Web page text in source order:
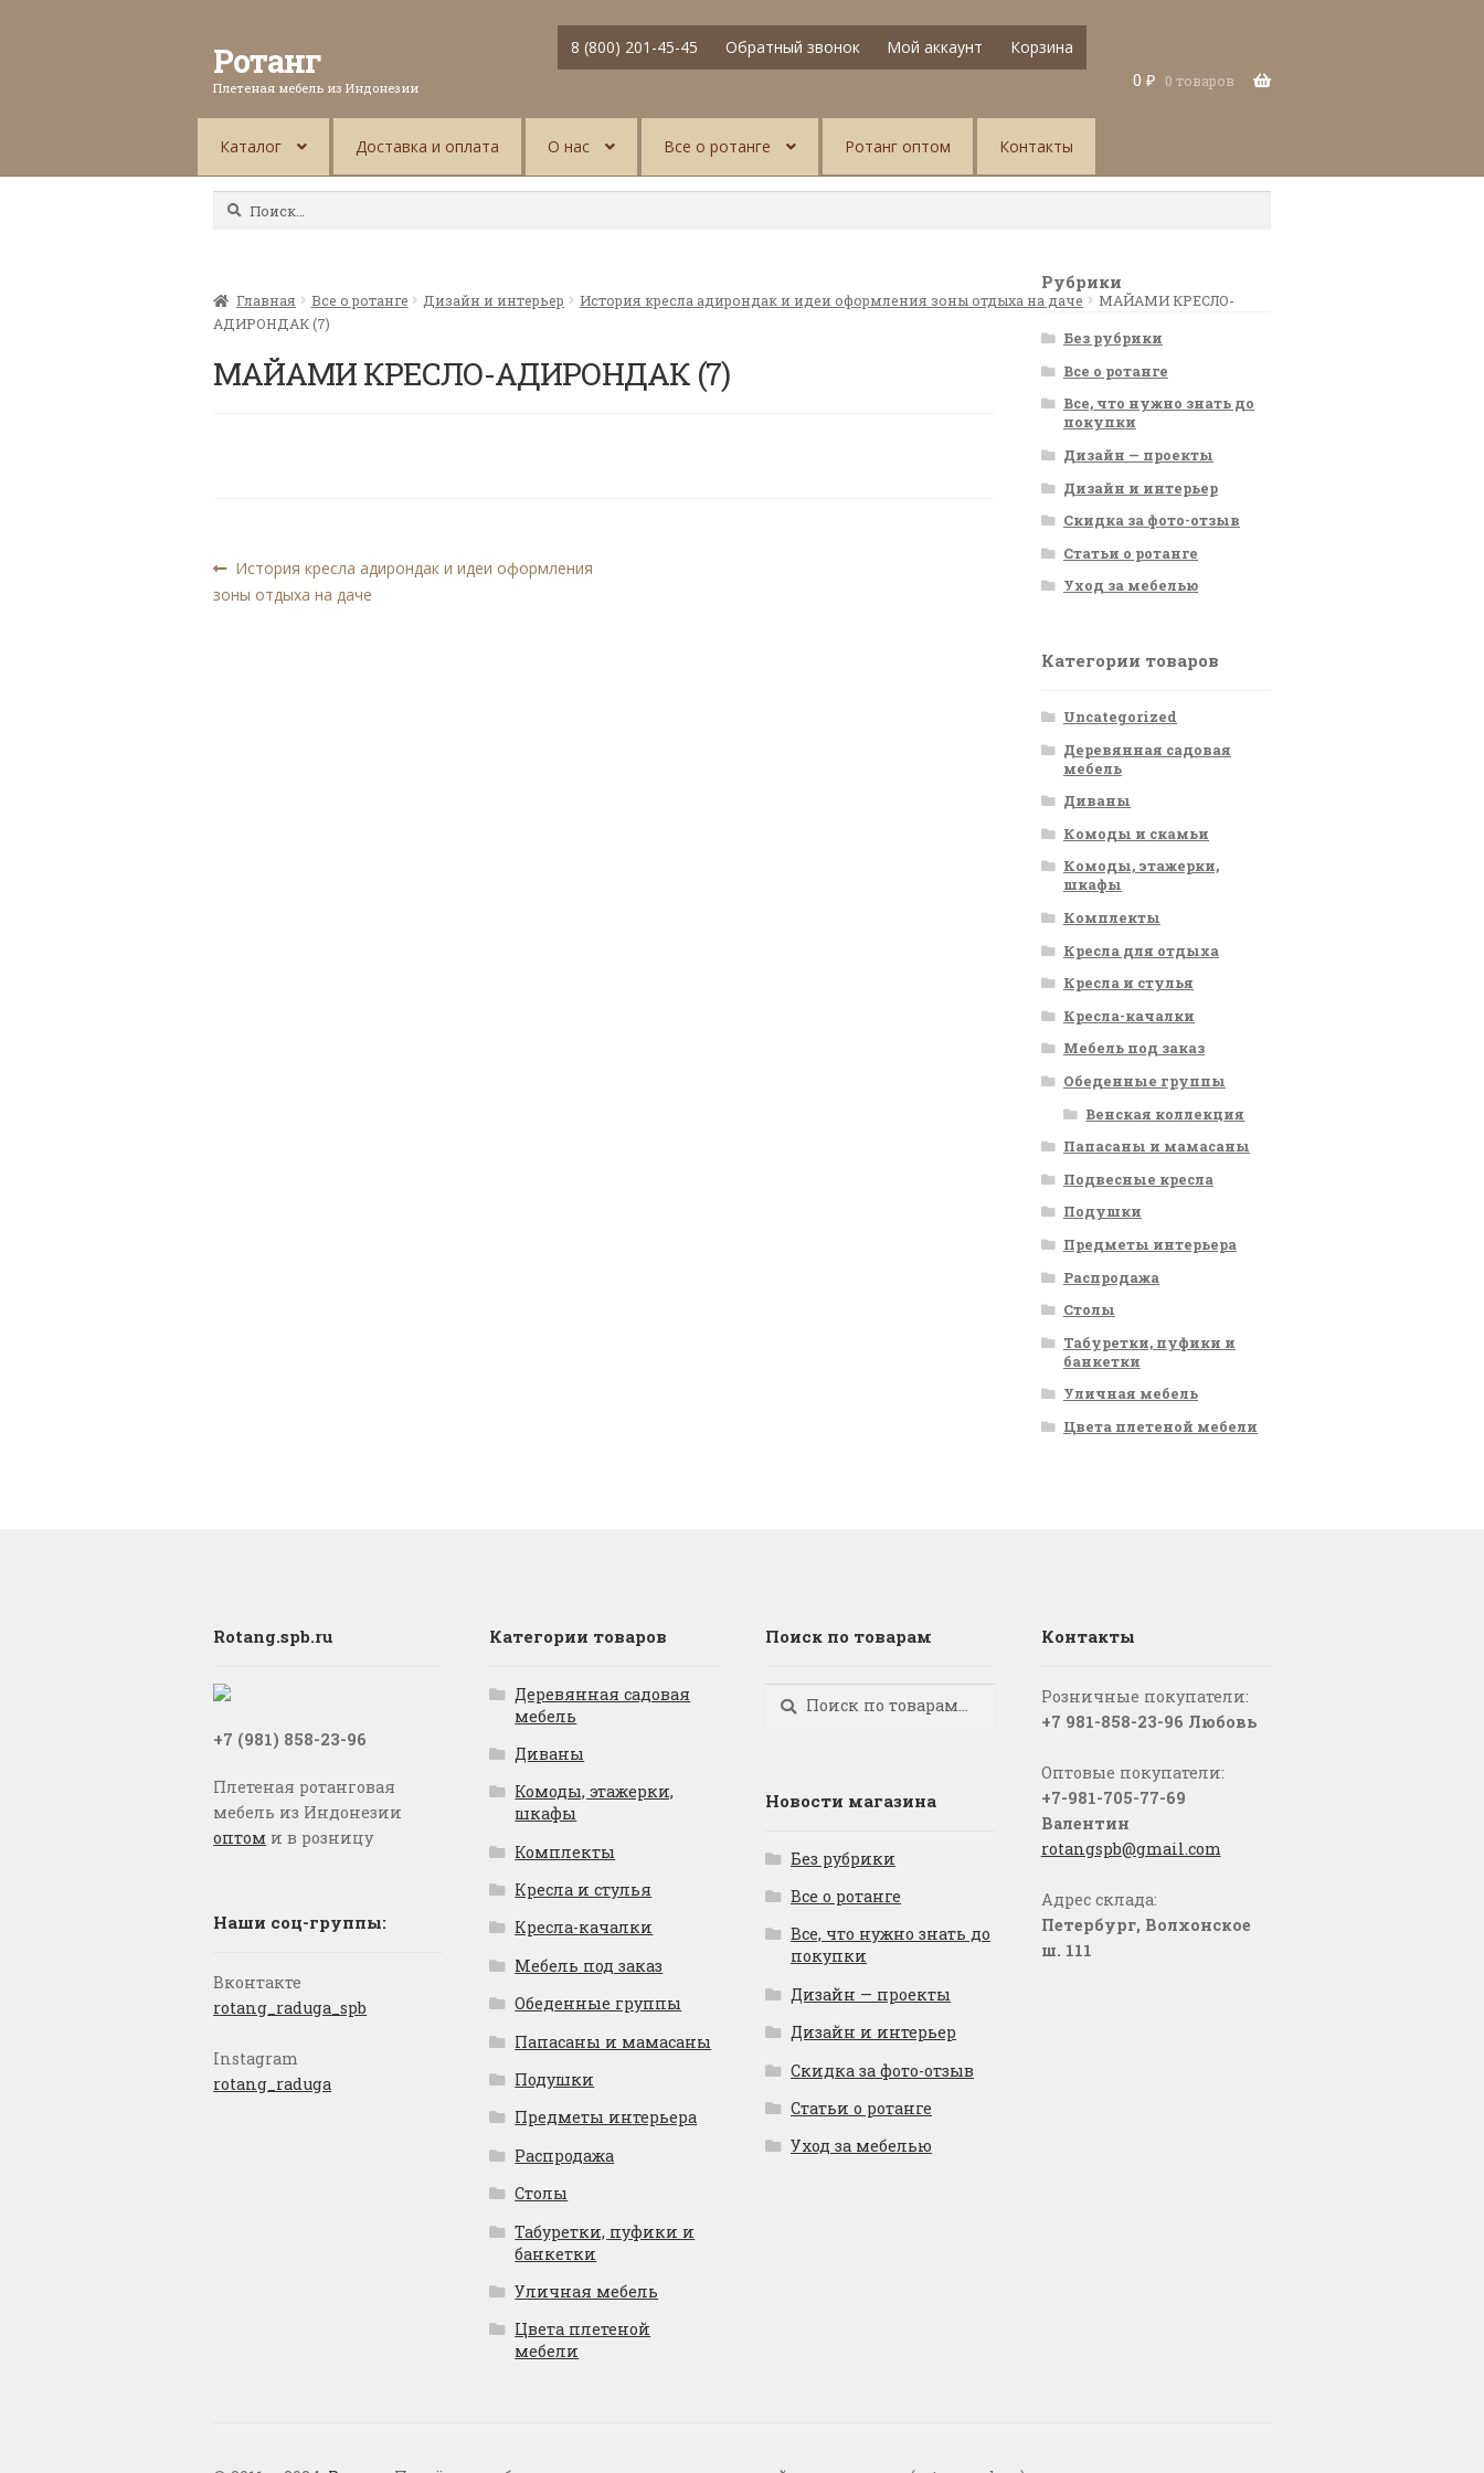
Ротанг
Плетеная мебель из Индонезии
8 (800) 201-45-45 Обратный звонок Мой аккаунт
Корзина
0 ₽ 0 товаров
Каталог Доставка и оплата О нас Все о ротанге Ротанг оптом Контакты
Найти:
Главная Все о ротанге Дизайн и интерьер История кресла адирондак и идеи оформления зоны отдыха на даче
МАЙАМИ КРЕСЛО-
АДИРОНДАК (7)
МАЙАМИ КРЕСЛО-АДИРОНДАК (7)
Навигация
по
Предыдущая
запись:
История кресла адирондак и идеи оформления
зоны отдыха на даче
Рубрики
Без рубрики
Все о ротанге
Все, что нужно знать до
покупки
Дизайн — проекты
Дизайн и интерьер
Скидка за фото-отзыв
Статьи о ротанге
Уход за мебелью
Категории товаров
Uncategorized
Деревянная садовая
мебель
Диваны
Комоды и скамьи
Комоды, этажерки,
шкафы
Комплекты
Кресла для отдыха
Кресла и стулья
Кресла-качалки
Мебель под заказ
Обеденные группы
Венская коллекция
Папасаны и мамасаны
Подвесные кресла
Подушки
Предметы интерьера
Распродажа
Столы
Табуретки, пуфики и
банкетки
Уличная мебель
Цвета плетеной мебели
Rotang.spb.ru
+7 (981) 858-23-96
Плетеная ротанговая
мебель из Индонезии
оптом и в розницу
Наши соц-группы:
Вконтакте
rotang_raduga_spb
Instagram
rotang_raduga
Категории товаров
Деревянная садовая
мебель
Диваны
Комоды, этажерки,
шкафы
Комплекты
Кресла и стулья
Кресла-качалки
Мебель под заказ
Обеденные группы
Папасаны и мамасаны
Подушки
Предметы интерьера
Распродажа
Столы
Табуретки, пуфики и
банкетки
Уличная мебель
Цвета плетеной
мебели
Поиск по товарам
Искать:
Поиск
Новости магазина
Без рубрики
Все о ротанге
Все, что нужно знать до
покупки
Дизайн — проекты
Дизайн и интерьер
Скидка за фото-отзыв
Статьи о ротанге
Уход за мебелью
Контакты
Розничные покупатели:
+7 981-858-23-96 Любовь
Оптовые покупатели:
+7-981-705-77-69
Валентин
rotangspb@gmail.com
Адрес склада:
Петербург, Волхонское
ш. 111